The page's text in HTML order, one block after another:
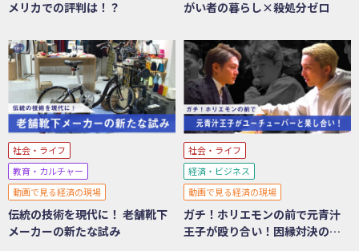
メリカでの評判は！？
がい者の暮らし×殺処分ゼロ
社会・ライフ
教育・カルチャー
動画で見る経済の現場
伝統の技術を現代に！ 老舗靴下
メーカーの新たな試み
社会・ライフ
経済・ビジネス
動画で見る経済の現場
ガチ！ホリエモンの前で元青汁
王子が殴り合い！因縁対決の舞